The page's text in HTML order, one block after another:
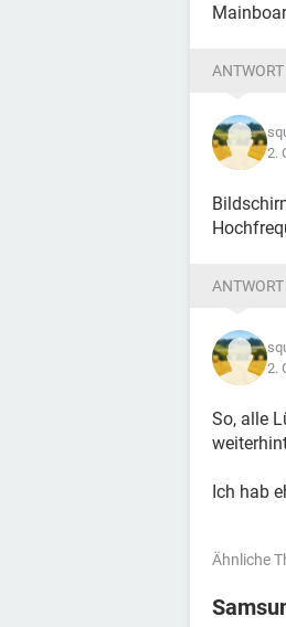
2.
2.
So, alle
Ich hab
Ähnliche